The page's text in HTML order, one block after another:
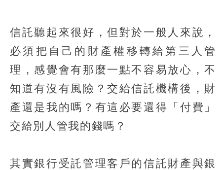
信託聽起來很好，但對於一般人來說，
必須把自己的財產權移轉給第三人管
理，感覺會有那麼一點不容易放心，不
知道有沒有風險？交給信託機構後，財
產還是我的嗎？有這必要還得「付費」
交給別人管我的錢嗎？
其實銀行受託管理客戶的信託財產與銀